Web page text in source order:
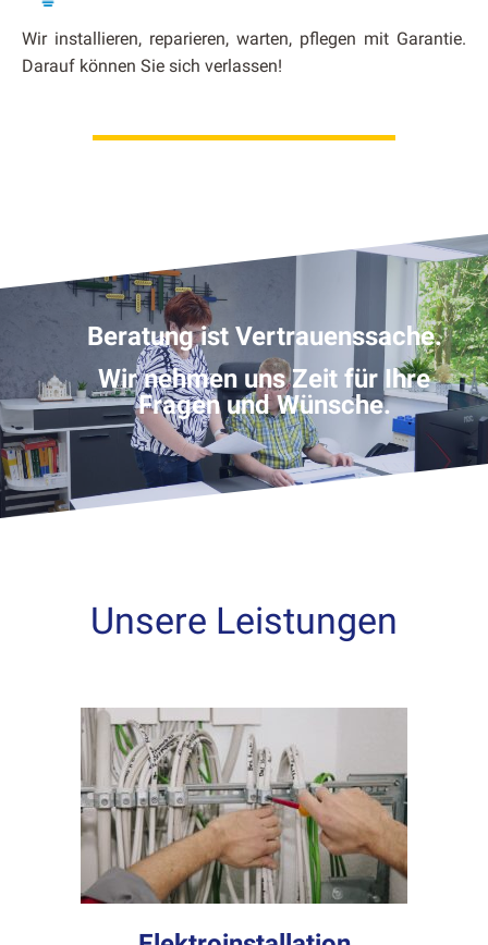
Wir instal­lieren, repari­eren, warten, pfle­gen mit Garantie.
Darauf kön­nen Sie sich ver­lassen!
Beratung ist Vertrauenssache.
Wir nehmen uns Zeit für Ihre
Fragen und Wünsche.
Unsere Leistungen